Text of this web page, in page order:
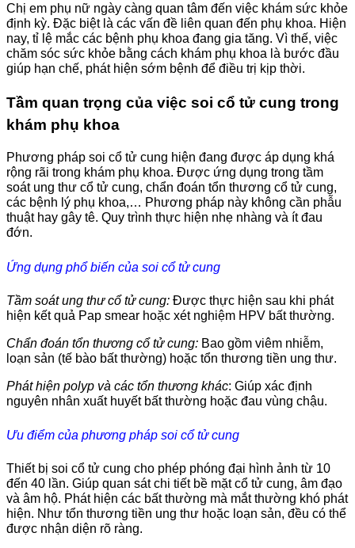
Chị em phụ nữ ngày càng quan tâm đến việc khám sức khỏe
định kỳ. Đặc biệt là các vấn đề liên quan đến phụ khoa. Hiện
nay, tỉ lệ mắc các bệnh phụ khoa đang gia tăng. Vì thế, việc
chăm sóc sức khỏe bằng cách khám phụ khoa là bước đầu
giúp hạn chế, phát hiện sớm bệnh để điều trị kịp thời.
Tầm quan trọng của việc soi cổ tử cung trong
khám phụ khoa
Phương pháp soi cổ tử cung hiện đang được áp dụng khá
rộng rãi trong khám phụ khoa. Được ứng dụng trong tầm
soát ung thư cổ tử cung, chẩn đoán tổn thương cổ tử cung,
các bệnh lý phụ khoa,… Phương pháp này không cần phẫu
thuật hay gây tê. Quy trình thực hiện nhẹ nhàng và ít đau
đớn.
Ứng dụng phổ biến của soi cổ tử cung
Tầm soát ung thư cổ tử cung: Được thực hiện sau khi phát
hiện kết quả Pap smear hoặc xét nghiệm HPV bất thường.
Chẩn đoán tổn thương cổ tử cung: Bao gồm viêm nhiễm,
loạn sản (tế bào bất thường) hoặc tổn thương tiền ung thư.
Phát hiện polyp và các tổn thương khác: Giúp xác định
nguyên nhân xuất huyết bất thường hoặc đau vùng chậu.
Ưu điểm của phương pháp soi cổ tử cung
Thiết bị soi cổ tử cung cho phép phóng đại hình ảnh từ 10
đến 40 lần. Giúp quan sát chi tiết bề mặt cổ tử cung, âm đạo
và âm hộ. Phát hiện các bất thường mà mắt thường khó phát
hiện. Như tổn thương tiền ung thư hoặc loạn sản, đều có thể
được nhận diện rõ ràng.